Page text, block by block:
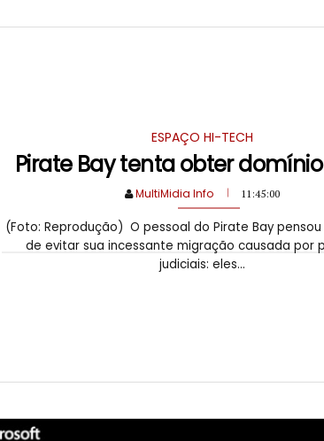
ESPAÇO HI-TECH
Pirate Bay tenta obter
MultiMidia Info 11:45:00
(Foto: Reprodução) O pessoal do Pirate Bay
de evitar sua incessante migração causada por
judiciais: eles...